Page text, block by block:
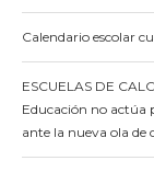
Calendario escolar
ESCUELAS DE
Educación no actúa
ante la nueva ola de